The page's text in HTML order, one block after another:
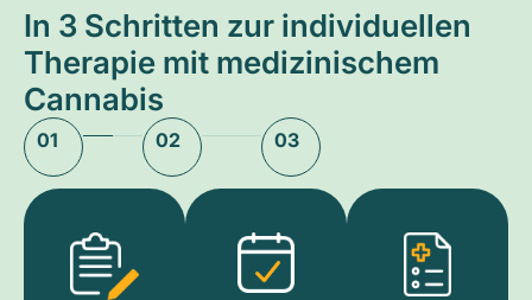
In 3 Schritten zur individuellen
Therapie mit medizinischem
Cannabis
01 02 03